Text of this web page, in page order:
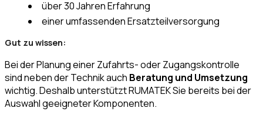
über 30 Jahren Erfahrung
einer umfassenden Ersatzteilversorgung
Gut zu wissen:
Bei der Planung einer Zufahrts- oder Zugangskontrolle
sind neben der Technik auch Beratung und Umsetzung
wichtig. Deshalb unterstützt RUMATEK Sie bereits bei der
Auswahl geeigneter Komponenten.